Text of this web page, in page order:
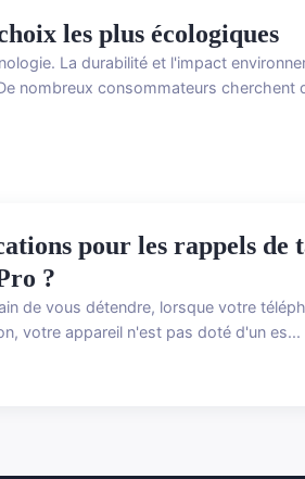
les plus écologiques
La durabilité et l'impact
nombreux consommateurs cherchent
pour les rappels de
?
de vous détendre, lorsque votre
votre appareil n'est pas doté d'un es...